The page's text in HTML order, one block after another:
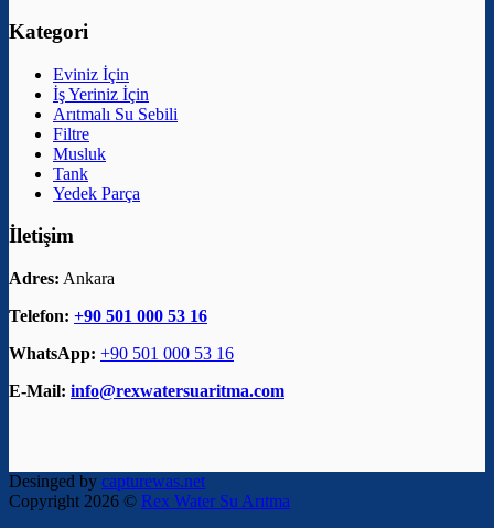
Kategori
Eviniz İçin
İş Yeriniz İçin
Arıtmalı Su Sebili
Filtre
Musluk
Tank
Yedek Parça
İletişim
Adres: Ankara
Telefon: +90 501 000 53 16
WhatsApp: +90 501 000 53 16
E-Mail: info@rexwatersuaritma.com
Desinged by capturewas.net
Copyright 2026 © Rex Water Su Arıtma